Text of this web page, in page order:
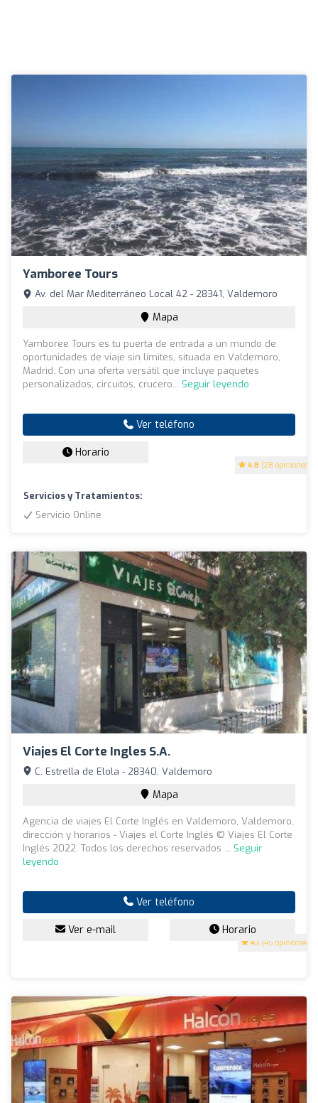
Yamboree Tours
4.8 (28 opiniones)
Av. del Mar Mediterráneo Local 42 - 28341, Valdemoro
Mapa
Yamboree Tours es tu puerta de entrada a un mundo de
oportunidades de viaje sin límites, situada en Valdemoro,
Madrid. Con una oferta versátil que incluye paquetes
personalizados, circuitos, crucero... Seguir leyendo
Ver teléfono
Horario
Servicios y Tratamientos:
Servicio Online
Viajes El Corte Ingles S.A.
4.1 (45 opiniones)
C. Estrella de Elola - 28340, Valdemoro
Mapa
Agencia de viajes El Corte Inglés en Valdemoro, Valdemoro,
dirección y horarios - Viajes el Corte Inglés © Viajes El Corte
Inglés 2022. Todos los derechos reservados ... Seguir
leyendo
Ver teléfono
Ver e-mail Horario